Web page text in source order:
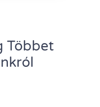
Többet